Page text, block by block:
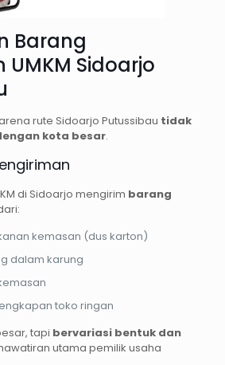
Barang
Sidoarjo
rute Sidoarjo Putussibau tidak
kota besar.
di Sidoarjo mengirim barang
kemasan (dus karton)
dalam karung
toko ringan
tapi bervariasi bentuk dan
utama pemilik usaha